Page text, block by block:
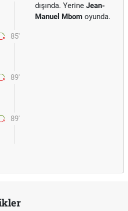
dışında. Yerine Jean-
Manuel Mbom oyunda.
85'
89'
89'